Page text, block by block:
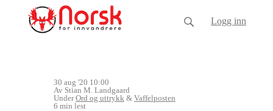
Logg inn
30 aug '20 10:00
Av Stian M. Landgaard
UnderOrd og uttrykk & Vaffelposten
6 min lest